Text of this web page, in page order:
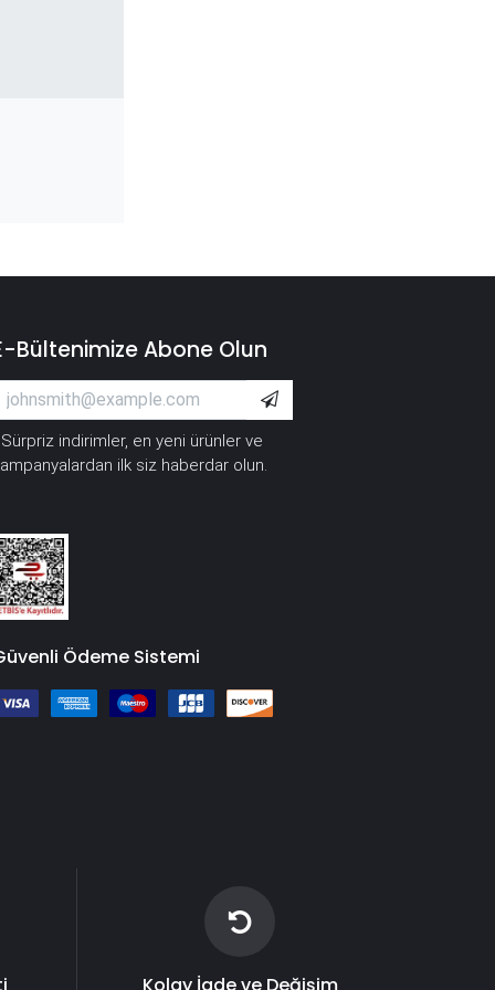
Bültenimize Abone Olun
Sürpriz indirimler, en yeni ürünler ve
ilk siz haberdar olun.
Ödeme Sistemi